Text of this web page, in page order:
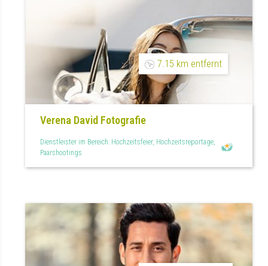
7.15 km entfernt
Verena David Fotografie
Dienstleister im Bereich: Hochzeitsfeier, Hochzeitsreportage,
Paarshootings